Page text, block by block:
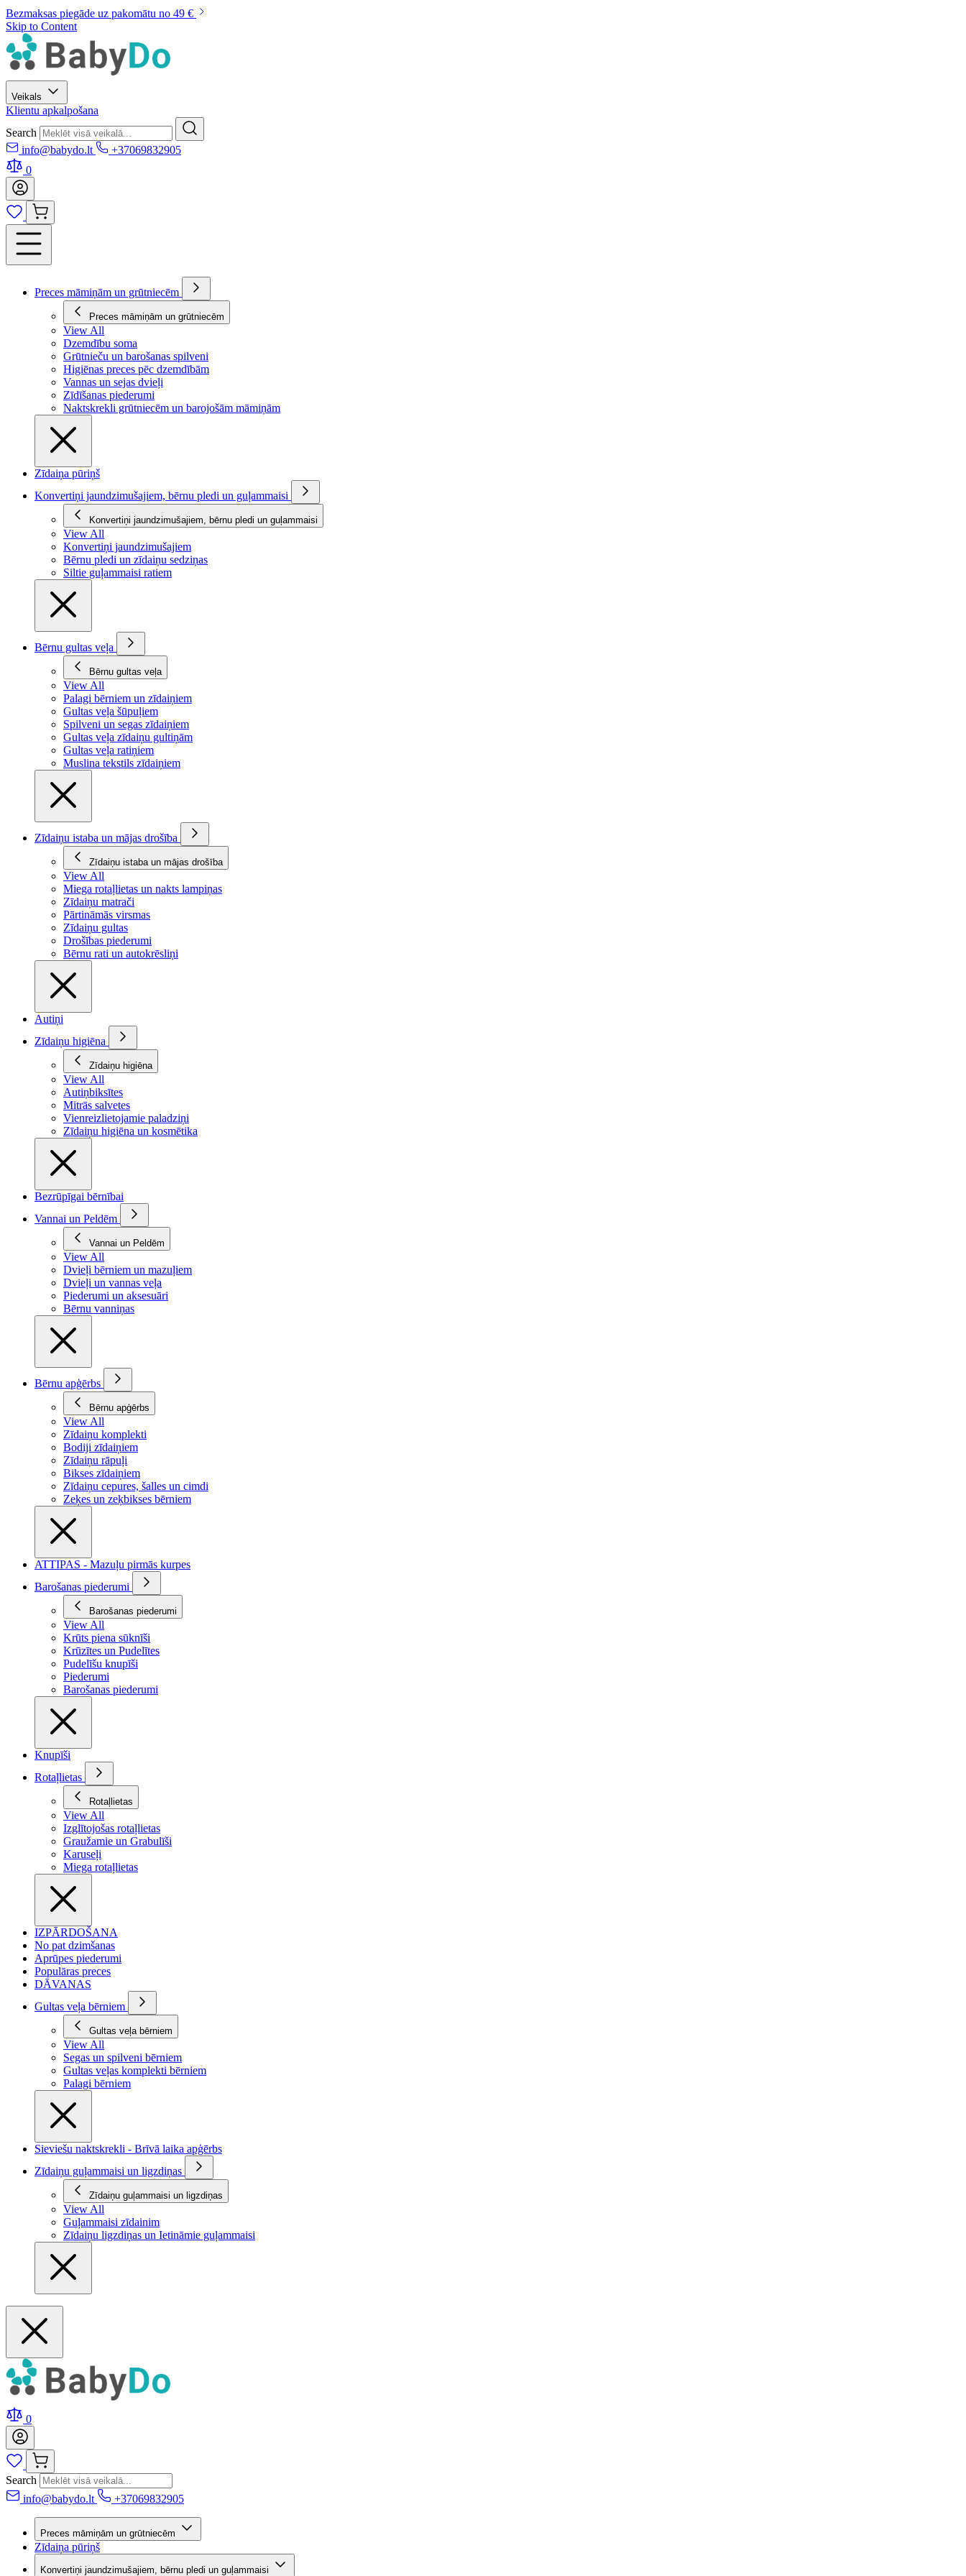
Bezmaksas piegāde uz pakomātu no 49 €
Skip to Content
Veikals
Klientu apkalpošana
Search
info@babydo.lt
+37069832905
0
Preces māmiņām un grūtniecēm
Preces māmiņām un grūtniecēm
View All
Dzemdību soma
Grūtnieču un barošanas spilveni
Higiēnas preces pēc dzemdībām
Vannas un sejas dvieļi
Zīdīšanas piederumi
Naktskrekli grūtniecēm un barojošām māmiņām
Zīdaiņa pūriņš
Konvertiņi jaundzimušajiem, bērnu pledi un guļammaisi
Konvertiņi jaundzimušajiem, bērnu pledi un guļammaisi
View All
Konvertiņi jaundzimušajiem
Bērnu pledi un zīdaiņu sedziņas
Siltie guļammaisi ratiem
Bērnu gultas veļa
Bērnu gultas veļa
View All
Palagi bērniem un zīdaiņiem
Gultas veļa šūpuļiem
Spilveni un segas zīdaiņiem
Gultas veļa zīdaiņu gultiņām
Gultas veļa ratiņiem
Muslina tekstils zīdaiņiem
Zīdaiņu istaba un mājas drošība
Zīdaiņu istaba un mājas drošība
View All
Miega rotaļlietas un nakts lampiņas
Zīdaiņu matrači
Pārtināmās virsmas
Zīdaiņu gultas
Drošības piederumi
Bērnu rati un autokrēsliņi
Autiņi
Zīdaiņu higiēna
Zīdaiņu higiēna
View All
Autiņbiksītes
Mitrās salvetes
Vienreizlietojamie paladziņi
Zīdaiņu higiēna un kosmētika
Bezrūpīgai bērnībai
Vannai un Peldēm
Vannai un Peldēm
View All
Dvieļi bērniem un mazuļiem
Dvieļi un vannas veļa
Piederumi un aksesuāri
Bērnu vanniņas
Bērnu apģērbs
Bērnu apģērbs
View All
Zīdaiņu komplekti
Bodiji zīdaiņiem
Zīdaiņu rāpuļi
Bikses zīdaiņiem
Zīdaiņu cepures, šalles un cimdi
Zeķes un zeķbikses bērniem
ATTIPAS - Mazuļu pirmās kurpes
Barošanas piederumi
Barošanas piederumi
View All
Krūts piena sūknīši
Krūzītes un Pudelītes
Pudelīšu knupīši
Piederumi
Barošanas piederumi
Knupīši
Rotaļlietas
Rotaļlietas
View All
Izglītojošas rotaļlietas
Graužamie un Grabulīši
Karuseļi
Miega rotaļlietas
IZPĀRDOŠANA
No pat dzimšanas
Aprūpes piederumi
Populāras preces
DĀVANAS
Gultas veļa bērniem
Gultas veļa bērniem
View All
Segas un spilveni bērniem
Gultas veļas komplekti bērniem
Palagi bērniem
Sieviešu naktskrekli - Brīvā laika apģērbs
Zīdaiņu guļammaisi un ligzdiņas
Zīdaiņu guļammaisi un ligzdiņas
View All
Guļammaisi zīdainim
Zīdaiņu ligzdiņas un Ietināmie guļammaisi
0
Search
info@babydo.lt
+37069832905
Preces māmiņām un grūtniecēm
Zīdaiņa pūriņš
Konvertiņi jaundzimušajiem, bērnu pledi un guļammaisi